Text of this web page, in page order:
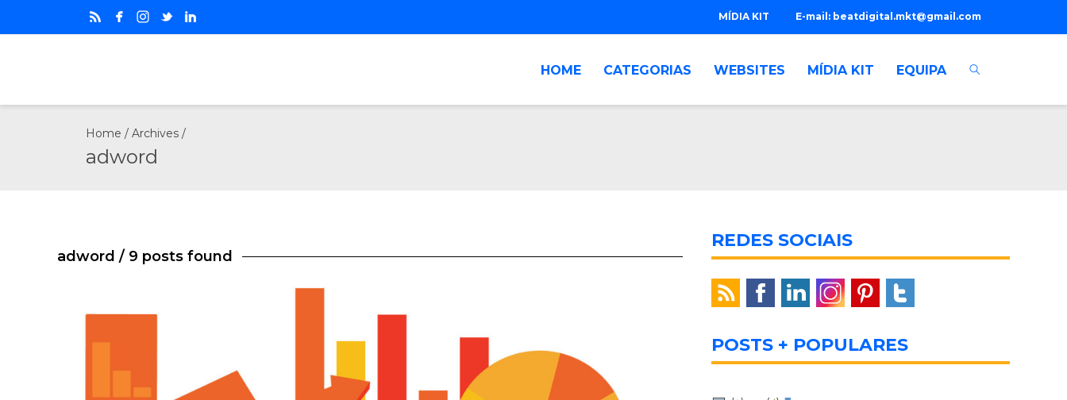
E-mail: beatdigital.mkt@gmail.com
MÍDIA KIT
HOME CATEGORIAS WEBSITES MÍDIA KIT EQUIPA
Home / Archives /
adword
adword / 9 posts found
REDES SOCIAIS
POSTS + POPULARES